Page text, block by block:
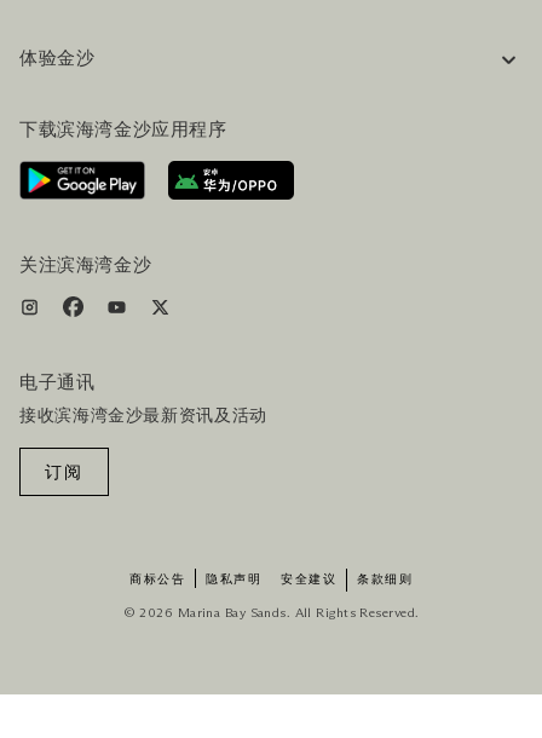
工作机会
联系我们
体验金沙
行程规划
路线指引
服务设施
下载滨海湾金沙应用程序
关注滨海湾金沙
电子通讯
接收滨海湾金沙最新资讯及活动
订阅
商标公告 隐私声明 安全建议 条款细则
© 2026 Marina Bay Sands. All Rights Reserved.